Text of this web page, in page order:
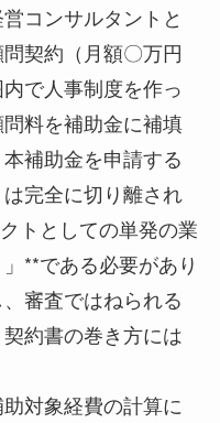
コンサルタントと
契約（月額〇万円
で人事制度を作っ
料を補助金に補填
補助金を申請する
完全に切り離され
トとしての単発の業
**である必要があり
審査ではねられる
約書の巻き方には
対象経費の計算に